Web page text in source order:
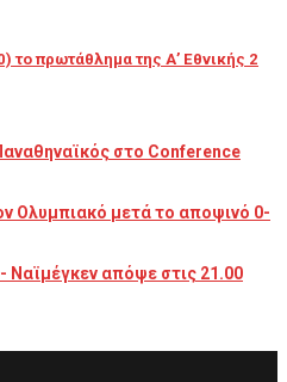
το πρωτάθλημα της Α’ Εθνικής 2
στο Conference
Ολυμπιακό μετά το αποψινό 0-
Ναϊμέγκεν απόψε στις 21.00